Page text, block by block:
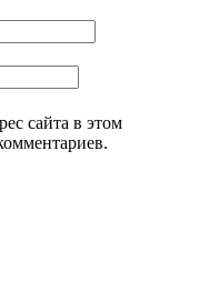
сайта в этом